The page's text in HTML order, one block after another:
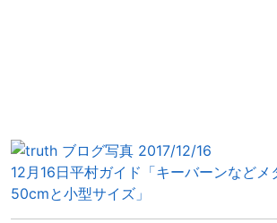
12月16日平村ガイド「キーバーンなどメ
50cmと小型サイズ」